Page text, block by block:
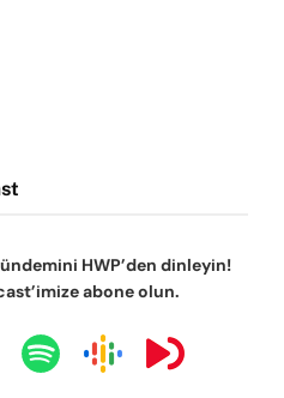
HWP’den dinleyin!
abone olun.